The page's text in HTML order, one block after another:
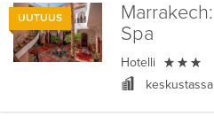
UUTUUS Marrakech:
Spa
Hotelli 
keskustassa